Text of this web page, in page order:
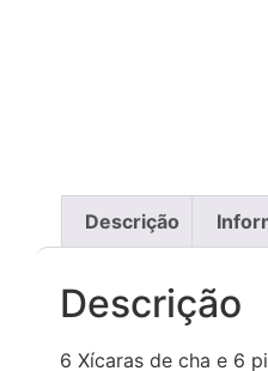
Descrição
Descrição
6 Xícaras de cha e 6